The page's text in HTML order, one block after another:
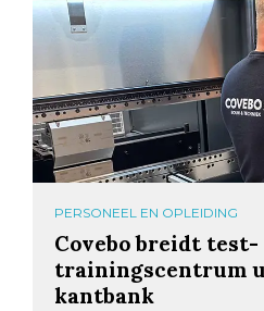
PERSONEEL EN OPLEIDING
Covebo breidt test-
trainingscentrum
kantbank